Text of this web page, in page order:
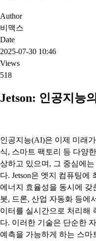
Author
비맥스
Date
2025-07-30 10:46
Views
518
Jetson: 인공지능
인공지능(AI)은 이제 미래
식, 스마트 팩토리 등 다양
상하고 있으며, 그 중심에
다. Jetson은 엣지 컴퓨팅
에너지 효율성을 동시에
봇, 드론, 산업 자동화 등에
이터를 실시간으로 처리해
다. 이러한 기술은 단순한
예측을 가능하게 하는 스마